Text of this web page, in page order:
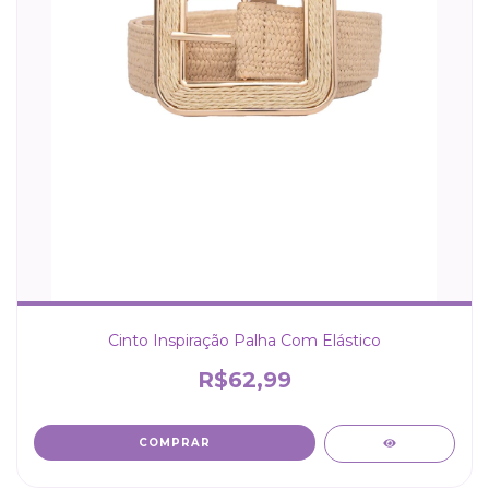
Cinto Inspiração Palha Com Elástico
R$62,99
COMPRAR